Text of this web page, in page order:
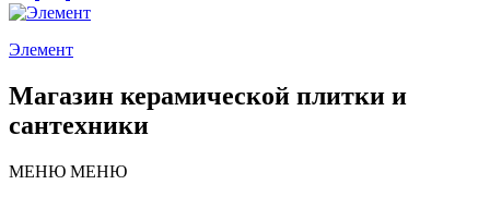
Элемент
Магазин керамической плитки и
сантехники
МЕНЮ МЕНЮ